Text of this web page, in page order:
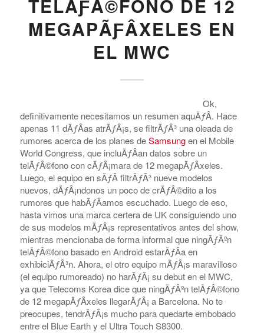
TELÃƑÂ©FONO DE 12
MEGAPÃƑÂ­XELES EN
EL MWC
Ok,
definitivamente necesitamos un resumen aquÃƒÂ­. Hace
apenas 11 dÃƒÂ­as atrÃƒÂ¡s, se filtrÃƒÂ³ una oleada de
rumores acerca de los planes deSamsungen el Mobile
World Congress, que incluÃƒÂ­an datos sobre un
telÃƒÂ©fono con cÃƒÂ¡mara de 12 megapÃƒÂ­xeles.
Luego, el equipo en sÃƒÂ­ filtrÃƒÂ³ nueve modelos
nuevos, dÃƒÂ¡ndonos un poco de crÃƒÂ©dito a los
rumores que habÃƒÂ­amos escuchado. Luego de eso,
hasta vimos una marca certera de UK consiguiendo uno
de sus modelos mÃƒÂ¡s representativos antes del show,
mientras mencionaba de forma informal que ningÃƒÂºn
telÃƒÂ©fono basado en Android estarÃƒÂ­a en
exhibiciÃƒÂ³n. Ahora, el otro equipo mÃƒÂ¡s maravilloso
(el equipo rumoreado) no harÃƒÂ¡ su debut en el MWC,
ya que Telecoms Korea dice que ningÃƒÂºn telÃƒÂ©fono
de 12 megapÃƒÂ­xeles llegarÃƒÂ¡ a Barcelona. No te
preocupes, tendrÃƒÂ¡s mucho para quedarte embobado
entre el Blue Earth y el Ultra Touch S8300.